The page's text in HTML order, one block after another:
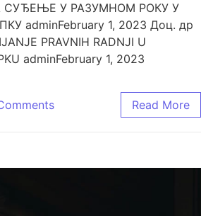
СУЂЕЊЕ У РАЗУМНОМ РОКУ У
adminFebruary 1, 2023 Доц. др
PRAVNIH RADNJI U
adminFebruary 1, 2023
Read More